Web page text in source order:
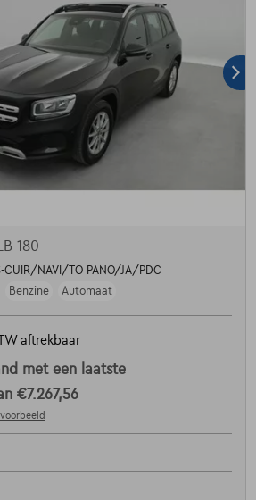
180
CUIR/NAVI/TO PANO/JA/PDC
Benzine Automaat
aftrekbaar
met een laatste
€7.267,56